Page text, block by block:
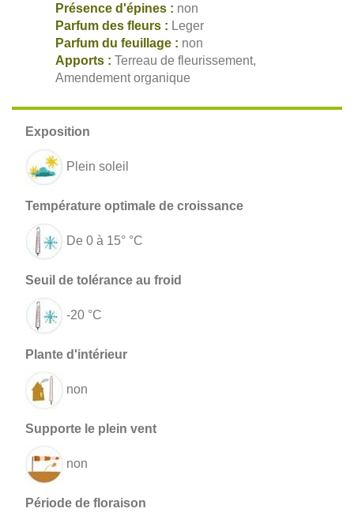
Présence d'épines : non
Parfum des fleurs : Leger
Parfum du feuillage : non
Apports : Terreau de fleurissement,
Amendement organique
Plein soleil
De 0 à 15° °C
-20 °C
non
non